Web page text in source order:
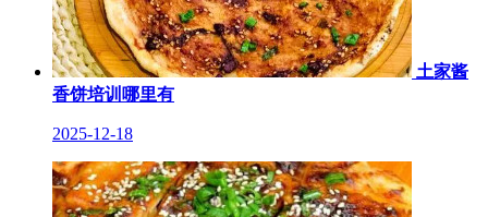
土家酱
香饼培训哪里有
2025-12-18